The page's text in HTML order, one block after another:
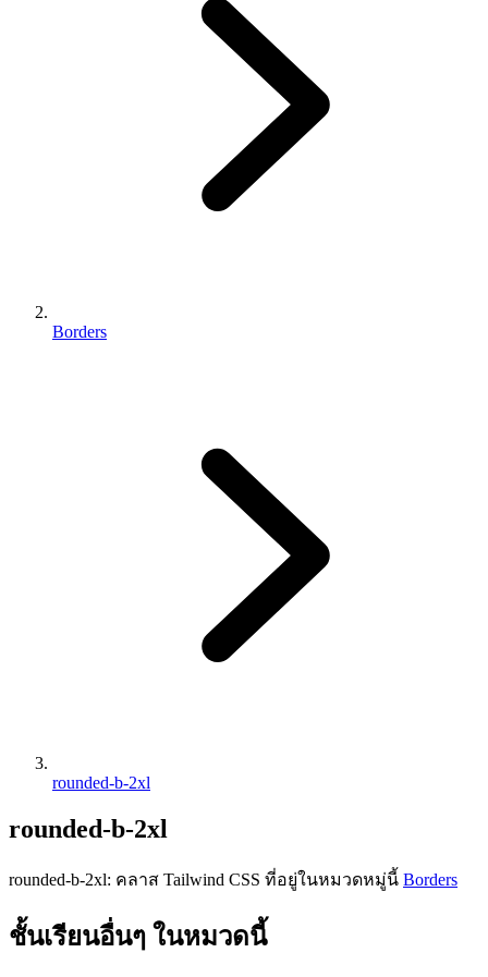
Borders
rounded-b-2xl
rounded-b-2xl
rounded-b-2xl: คลาส Tailwind CSS ที่อยู่ในหมวดหมู่นี้ Borders
ชั้นเรียนอื่นๆ ในหมวดนี้